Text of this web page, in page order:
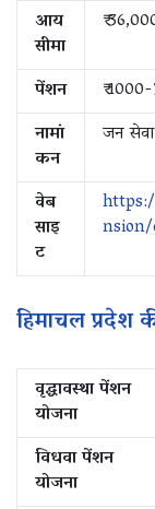
आय
सीमा
₹
पेंशन
₹
नामां
कन
जन
वेब
साइ
ट
हिमाचल प्रदेश
वृद्धावस्था पेंशन
योजना
विधवा पेंशन
योजना